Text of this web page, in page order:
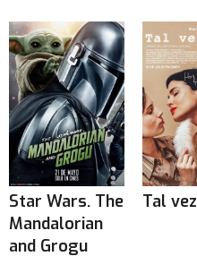
Star Wars. The
Mandalorian
and Grogu
Tal vez